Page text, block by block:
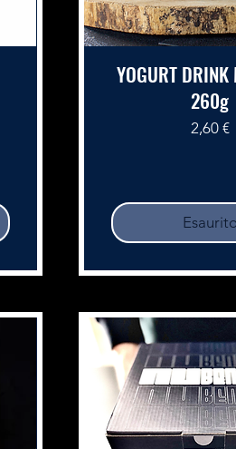
YOGURT
260g
Prezzo
2,60 €
Esaurito